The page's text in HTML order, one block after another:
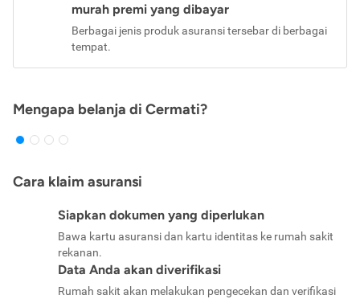
murah premi yang dibayar
Berbagai jenis produk asuransi tersebar di berbagai
tempat.
Mengapa belanja di Cermati?
Cara klaim asuransi
Siapkan dokumen yang diperlukan
Bawa kartu asuransi dan kartu identitas ke rumah sakit
rekanan.
Data Anda akan diverifikasi
Rumah sakit akan melakukan pengecekan dan verifikasi